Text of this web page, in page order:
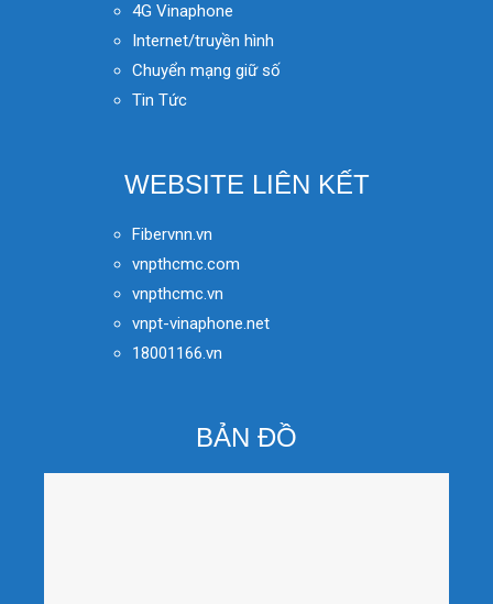
4G Vinaphone
Internet/truyền hình
Chuyển mạng giữ số
Tin Tức
WEBSITE LIÊN KẾT
Fibervnn.vn
vnpthcmc.com
vnpthcmc.vn
vnpt-vinaphone.net
18001166.vn
BẢN ĐỒ